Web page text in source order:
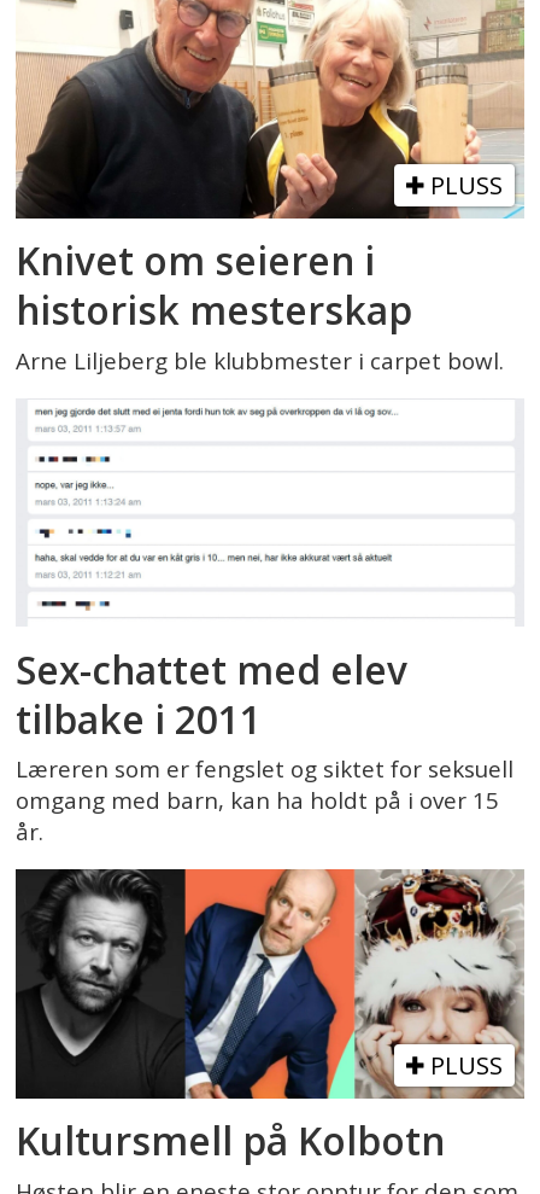
PLUSS
Knivet om seieren i
historisk mesterskap
Arne Liljeberg ble klubbmester i carpet bowl.
Sex-chattet med elev
tilbake i 2011
Læreren som er fengslet og siktet for seksuell
omgang med barn, kan ha holdt på i over 15
år.
PLUSS
Kultursmell på Kolbotn